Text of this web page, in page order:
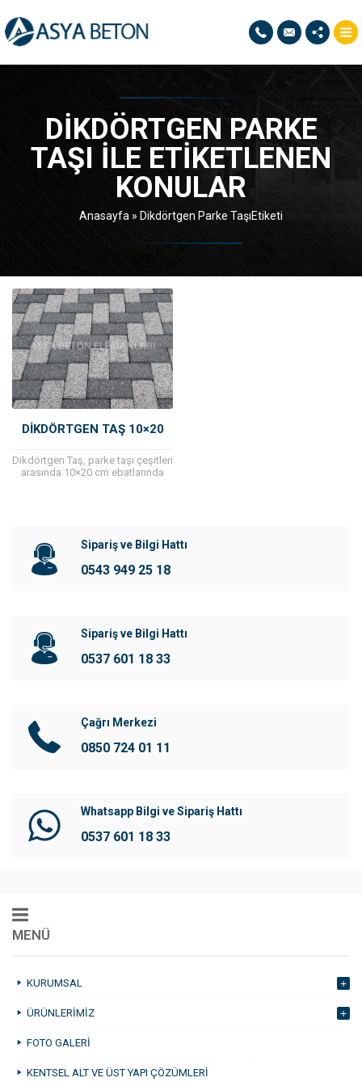
DIKDÖRTGEN PARKE
TAŞI ILE ETIKETLENEN
KONULAR
Anasayfa » Dikdörtgen Parke TaşıEtiketi
DIKDÖRTGEN TAŞ 10×20
Dikdörtgen Taş, parke taşı çeşitleri
arasında 10×20 cm ebatlarında
Sipariş ve Bilgi Hattı
0543 949 25 18
Sipariş ve Bilgi Hattı
0537 601 18 33
Çağrı Merkezi
0850 724 01 11
Whatsapp Bilgi ve Sipariş Hattı
0537 601 18 33
MENÜ
KURUMSAL
ÜRÜNLERIMIZ
FOTO GALERI
KENTSEL ALT VE ÜST YAPI ÇÖZÜMLERI